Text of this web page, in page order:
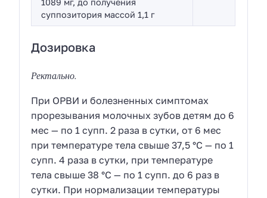
суппозитория массой 1,1 г
Дозировка
Ректально.
При ОРВИ и болезненных симптомах
прорезывания молочных зубов детям до 6
мес — по 1 супп. 2 раза в сутки, от 6 мес
при температуре тела свыше 37,5 °C — по 1
супп. 4 раза в сутки, при температуре
тела свыше 38 °C — по 1 супп. до 6 раз в
сутки. При нормализации температуры